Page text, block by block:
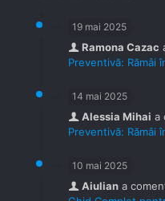
19 mai 2025
Ramona Cazac
Preventivă: Rămâi
14 mai 2025
Alessia Mihai a
Preventivă: Rămâi
10 mai 2025
Aiulian a